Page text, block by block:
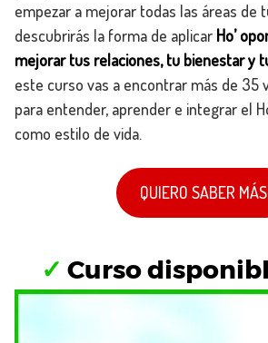
empezar a mejorar todas las áreas de
descubrirás la forma de aplicar Ho’
mejorar tus relaciones, tu bienestar y
este curso vas a encontrar más de 35
para entender, aprender e integrar el
como estilo de vida.
QUIERO SABER MÁS
✓ Curso